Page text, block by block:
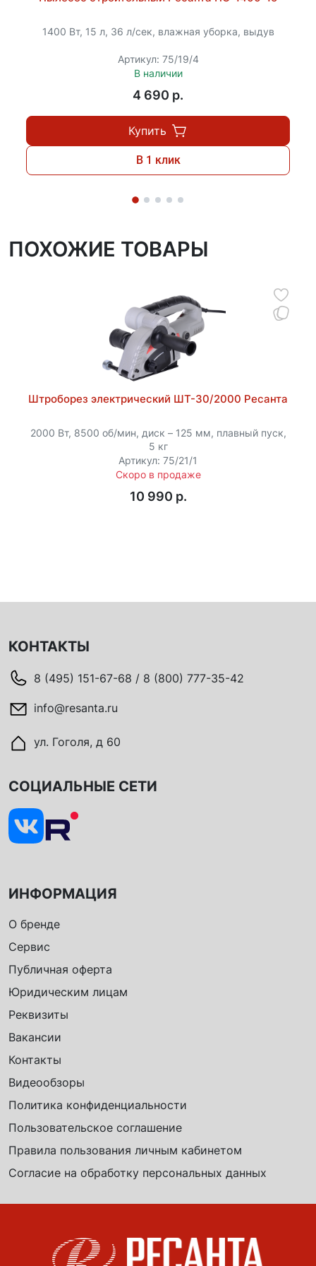
1400 Вт, 15 л, 36 л/сек, влажная уборка, выдув
Артикул: 75/19/4
В наличии
4 690 p.
Купить
В 1 клик
ПОХОЖИЕ ТОВАРЫ
Штроборез электрический ШТ-30/2000 Ресанта
2000 Вт, 8500 об/мин, диск – 125 мм, плавный пуск,
5 кг
Артикул: 75/21/1
Скоро в продаже
10 990 p.
КОНТАКТЫ
8 (495) 151-67-68 / 8 (800) 777-35-42
info@resanta.ru
ул. Гоголя, д 60
ИНФОРМАЦИЯ
О бренде
Сервис
Публичная оферта
Юридическим лицам
Реквизиты
Вакансии
Контакты
Видеообзоры
Политика конфиденциальности
Пользовательское соглашение
Правила пользования личным кабинетом
Согласие на обработку персональных данных
СОЦИАЛЬНЫЕ СЕТИ